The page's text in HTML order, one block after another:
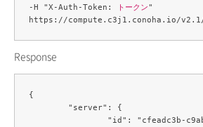
-H "X-Auth-Token:
トークン"
https://compute.c3j1.conoha.io/
Response
{